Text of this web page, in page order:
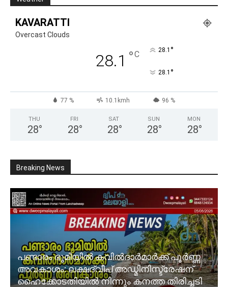
KAVARATTI
Overcast Clouds
28.1 °C 28.1 °
28.1 °
77 % 10.1kmh 96 %
THU
28°
FRI
28°
SAT
28°
SUN
28°
MON
28°
Breaking News
പണ്ടാരം ഭൂമിയിൽ കവിൽദാർമാർക്ക് പൂർണ്ണ
അവകാശം: ലക്ഷദ്വീപ് അഡ്മിനിസ്ട്രേഷന്
ഹൈക്കോടതിയിൽ നിന്നും കനത്ത തിരിച്ചടി